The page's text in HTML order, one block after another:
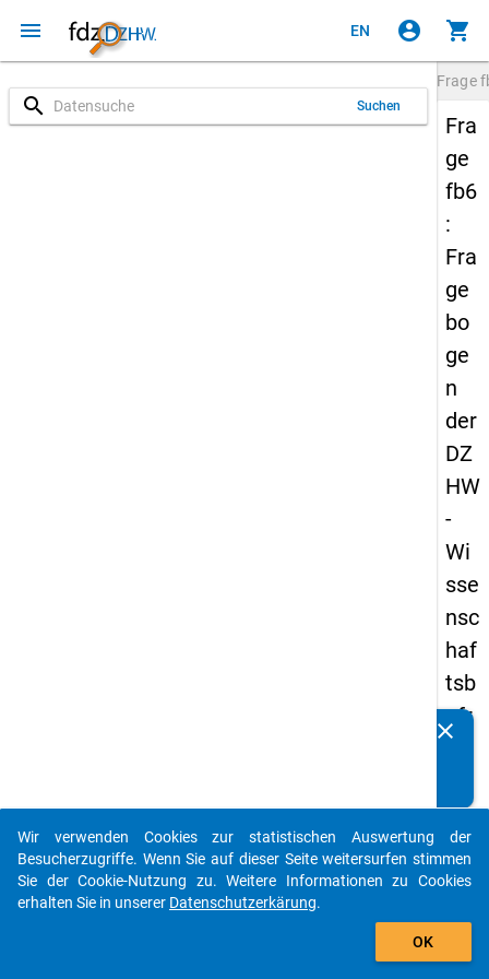
menu EN account_circle shopping_cart
search Suchen
Frage
Fra
ge
fb6
:
Fra
ge
bo
ge
n
der
DZ
HW
-
Wi
sse
nsc
haf
tsb
efr
g
20
23
Details
clear
auto_stories
add_shopping_cart
Wir verwenden Cookies zur statistischen Auswertung der
Besucherzugriffe. Wenn Sie auf dieser Seite weitersurfen stimmen
Sie der Cookie-Nutzung zu. Weitere Informationen zu Cookies
erhalten Sie in unserer Datenschutzerkärung.
OK